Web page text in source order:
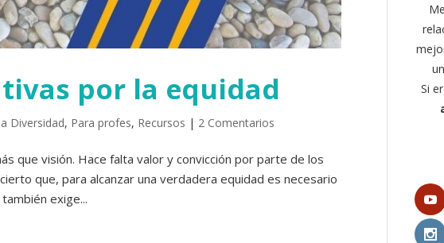
por la equidad
Diversidad, Para profes, Recursos | 2 Comentarios
que visión. Hace falta valor y convicción por parte de los
que, para alcanzar una verdadera equidad es necesario
exige...
Si